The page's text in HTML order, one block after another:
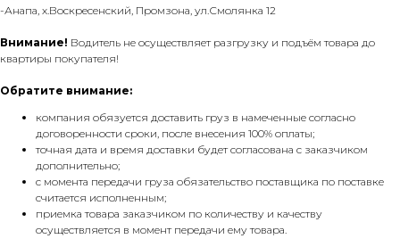
-Анапа, х.Воскресенский, Промзона, ул.Смолянка 12
Внимание! Водитель не осуществляет разгрузку и подъём товара до
квартиры покупателя!
Обратите внимание:
компания обязуется доставить груз в намеченные согласно
договоренности сроки, после внесения 100% оплаты;
точная дата и время доставки будет согласована с заказчиком
дополнительно;
с момента передачи груза обязательство поставщика по поставке
считается исполненным;
приемка товара заказчиком по количеству и качеству
осуществляется в момент передачи ему товара.